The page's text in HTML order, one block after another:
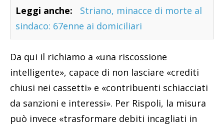
Leggi anche:
Striano, minacce di morte al
sindaco: 67enne ai domiciliari
Da qui il richiamo a «una riscossione
intelligente», capace di non lasciare «crediti
chiusi nei cassetti» e «contribuenti schiacciati
da sanzioni e interessi». Per Rispoli, la misura
può invece «trasformare debiti incagliati in